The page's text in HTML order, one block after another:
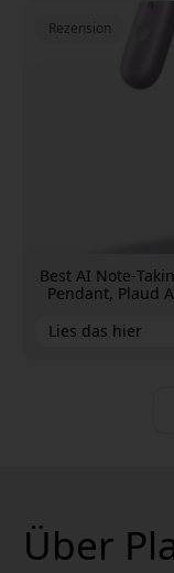
Rezension
Best AI
Pendant, Plaud
Lies das hier
Über